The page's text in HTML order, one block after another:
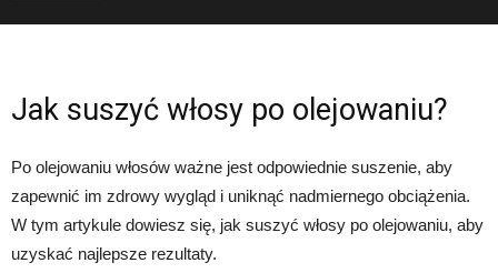
Jak suszyć włosy po olejowaniu?
Po olejowaniu włosów ważne jest odpowiednie suszenie, aby
zapewnić im zdrowy wygląd i uniknąć nadmiernego obciążenia.
W tym artykule dowiesz się, jak suszyć włosy po olejowaniu, aby
uzyskać najlepsze rezultaty.